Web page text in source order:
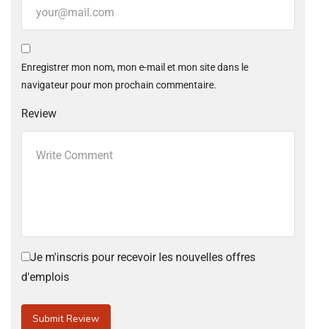
Enregistrer mon nom, mon e-mail et mon site dans le
navigateur pour mon prochain commentaire.
Review
Je m'inscris pour recevoir les nouvelles offres
d'emplois